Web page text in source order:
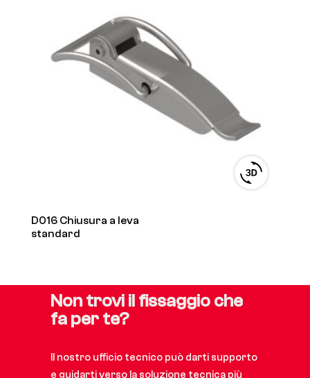
View
3D
D016 Chiusura a leva
standard
Non trovi il fissaggio che
fa per te?
Il nostro ufficio tecnico può darti supporto
e guidarti verso la soluzione tecnica più